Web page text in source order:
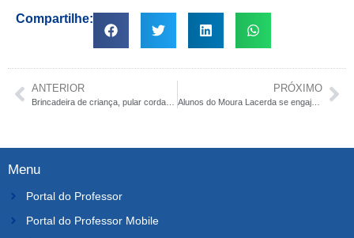
Compartilhe:
ANTERIOR PRÓXIMO
Alunos do Moura Lacerda se engajam como voluntários no Dia Nacional da Coleta de Alimentos
Menu
Portal do Professor
Portal do Professor Mobile